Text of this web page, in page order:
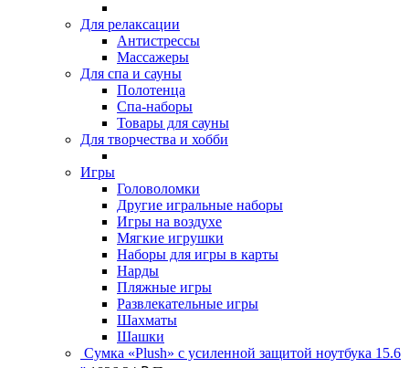
Для релаксации
Антистрессы
Массажеры
Для спа и сауны
Полотенца
Спа-наборы
Товары для сауны
Для творчества и хобби
Игры
Головоломки
Другие игральные наборы
Игры на воздухе
Мягкие игрушки
Наборы для игры в карты
Нарды
Пляжные игры
Развлекательные игры
Шахматы
Шашки
Сумка «Plush» c усиленной защитой ноутбука 15.6